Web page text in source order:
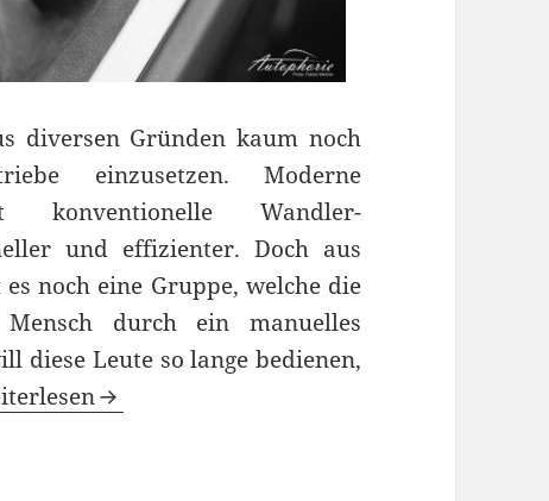
diversen Gründen kaum noch
einzusetzen. Moderne
konventionelle Wandler-
und effizienter. Doch aus
noch eine Gruppe, welche die
durch ein manuelles
diese Leute so lange bedienen,
bei Porsche noch lange nicht vor dem